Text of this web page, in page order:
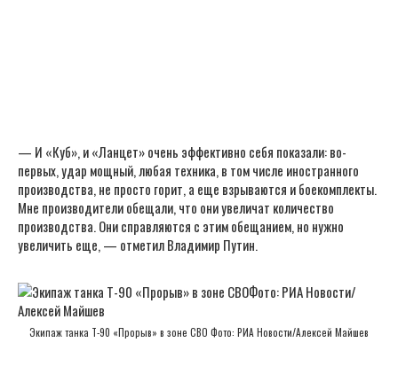
— И «Куб», и «Ланцет» очень эффективно себя показали: во-
первых, удар мощный, любая техника, в том числе иностранного
производства, не просто горит, а еще взрываются и боекомплекты.
Мне производители обещали, что они увеличат количество
производства. Они справляются с этим обещанием, но нужно
увеличить еще, — отметил Владимир Путин.
Экипаж танка Т-90 «Прорыв» в зоне СВО Фото: РИА Новости/Алексей Майшев